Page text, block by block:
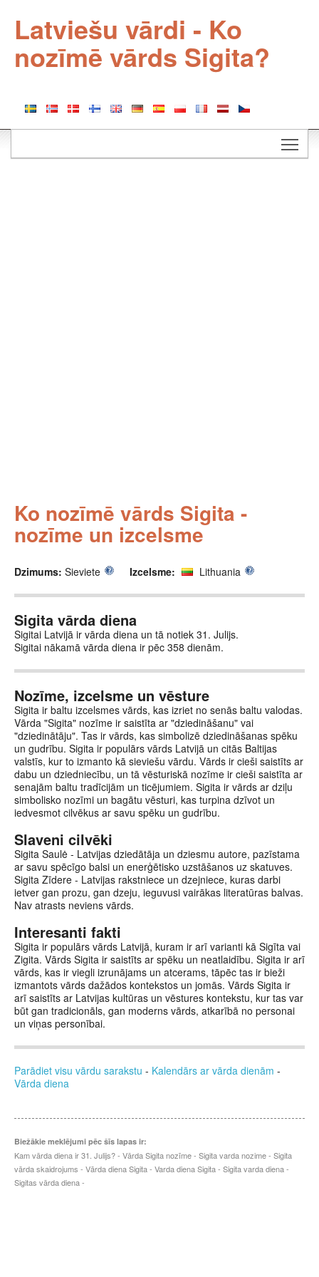
Latviešu vārdi - Ko
nozīmē vārds Sigita?
Ko nozīmē vārds Sigita -
nozīme un izcelsme
Dzimums: Sieviete Izcelsme: Lithuania
Sigita vārda diena
Sigitai Latvijā ir vārda diena un tā notiek 31. Julijs.
Sigitai nākamā vārda diena ir pēc 358 dienām.
Nozīme, izcelsme un vēsture
Sigita ir baltu izcelsmes vārds, kas izriet no senās baltu valodas.
Vārda "Sigita" nozīme ir saistīta ar "dziedināšanu" vai
"dziedinātāju". Tas ir vārds, kas simbolizē dziedināšanas spēku
un gudrību. Sigita ir populārs vārds Latvijā un citās Baltijas
valstīs, kur to izmanto kā sieviešu vārdu. Vārds ir cieši saistīts ar
dabu un dziedniecību, un tā vēsturiskā nozīme ir cieši saistīta ar
senajām baltu tradīcijām un ticējumiem. Sigita ir vārds ar dziļu
simbolisko nozīmi un bagātu vēsturi, kas turpina dzīvot un
iedvesmot cilvēkus ar savu spēku un gudrību.
Slaveni cilvēki
Sigita Saulė - Latvijas dziedātāja un dziesmu autore, pazīstama
ar savu spēcīgo balsi un enerģētisko uzstāšanos uz skatuves.
Sigita Zīdere - Latvijas rakstniece un dzejniece, kuras darbi
ietver gan prozu, gan dzeju, ieguvusi vairākas literatūras balvas.
Nav atrasts neviens vārds.
Interesanti fakti
Sigita ir populārs vārds Latvijā, kuram ir arī varianti kā Sigīta vai
Zigita. Vārds Sigita ir saistīts ar spēku un neatlaidību. Sigita ir arī
vārds, kas ir viegli izrunājams un atcerams, tāpēc tas ir bieži
izmantots vārds dažādos kontekstos un jomās. Vārds Sigita ir
arī saistīts ar Latvijas kultūras un vēstures kontekstu, kur tas var
būt gan tradicionāls, gan moderns vārds, atkarībā no personai
un viņas personībai.
Parādiet visu vārdu sarakstu - Kalendārs ar vārda dienām -
Vārda diena
Biežākie meklējumi pēc šīs lapas ir:
Kam vārda diena ir 31. Julijs? - Vārda Sigita nozīme - Sigita varda nozime - Sigita
vārda skaidrojums - Vārda diena Sigita - Varda diena Sigita - Sigita varda diena -
Sigitas vārda diena -